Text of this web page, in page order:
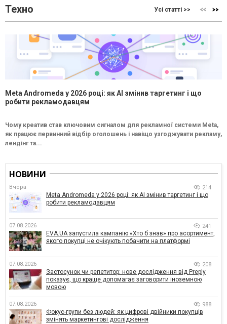
Техно Усі статті >>
Meta Andromeda у 2026 році: як AI змінив таргетинг і що
робити рекламодавцям
Чому креатив став ключовим сигналом для рекламної системи Meta,
як працює первинний відбір оголошень і навіщо узгоджувати рекламу,
лендінг та...
НОВИНИ
Вчора 214
Meta Andromeda у 2026 році: як AI змінив таргетинг і що
робити рекламодавцям
07.08.2026 241
EVA.UA запустила кампанію «Хто б знав» про асортимент,
якого покупці не очікують побачити на платформі
07.08.2026 208
Застосунок чи репетитор: нове дослідження від Preply
показує, що краще допомагає заговорити іноземною
мовою
07.08.2026 988
Фокус-групи без людей: як цифрові двійники покупців
змінять маркетингові дослідження